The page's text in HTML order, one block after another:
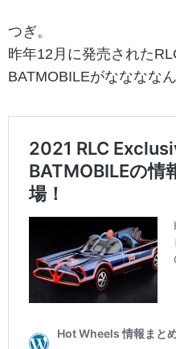
つぎ。
昨年12月に発売された
BATMOBILEがなななな